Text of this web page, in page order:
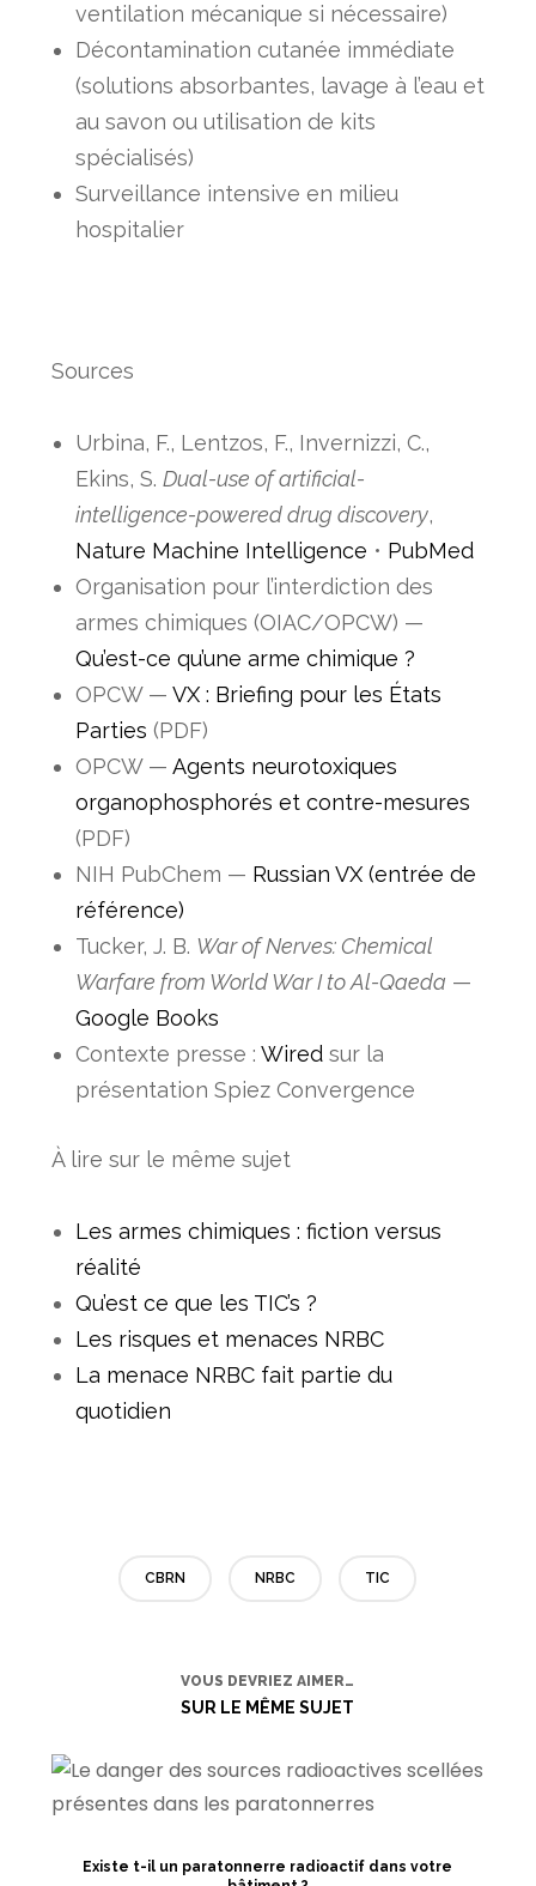
ventilation mécanique si nécessaire)
Décontamination cutanée immédiate
(solutions absorbantes, lavage à l’eau et
au savon ou utilisation de kits
spécialisés)
Surveillance intensive en milieu
hospitalier
Sources
Urbina, F., Lentzos, F., Invernizzi, C.,
Ekins, S. Dual-use of artificial-
intelligence-powered drug discovery,
Nature Machine Intelligence • PubMed
Organisation pour l’interdiction des
armes chimiques (OIAC/OPCW) —
Qu’est-ce qu’une arme chimique ?
OPCW — VX : Briefing pour les États
Parties (PDF)
OPCW — Agents neurotoxiques
organophosphorés et contre-mesures
(PDF)
NIH PubChem — Russian VX (entrée de
référence)
Tucker, J. B. War of Nerves: Chemical
Warfare from World War I to Al-Qaeda —
Google Books
Contexte presse : Wiredsur la
présentation Spiez Convergence
À lire sur le même sujet
Les armes chimiques : fiction versus
réalité
Qu’est ce que les TIC’s ?
Les risques et menaces NRBC
La menace NRBC fait partie du
quotidien
CBRN NRBC TIC
VOUS DEVRIEZ AIMER…
SUR LE MÊME SUJET
Existe t-il un paratonnerre radioactif dans votre